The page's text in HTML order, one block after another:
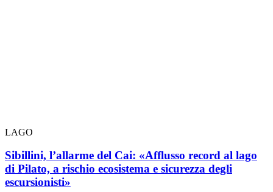
LAGO
Sibillini, l’allarme del Cai: «Afflusso record al lago
di Pilato, a rischio ecosistema e sicurezza degli
escursionisti»